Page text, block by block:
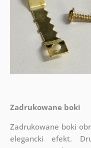
Zadrukowane boki
Zadrukowane boki
elegancki efekt.